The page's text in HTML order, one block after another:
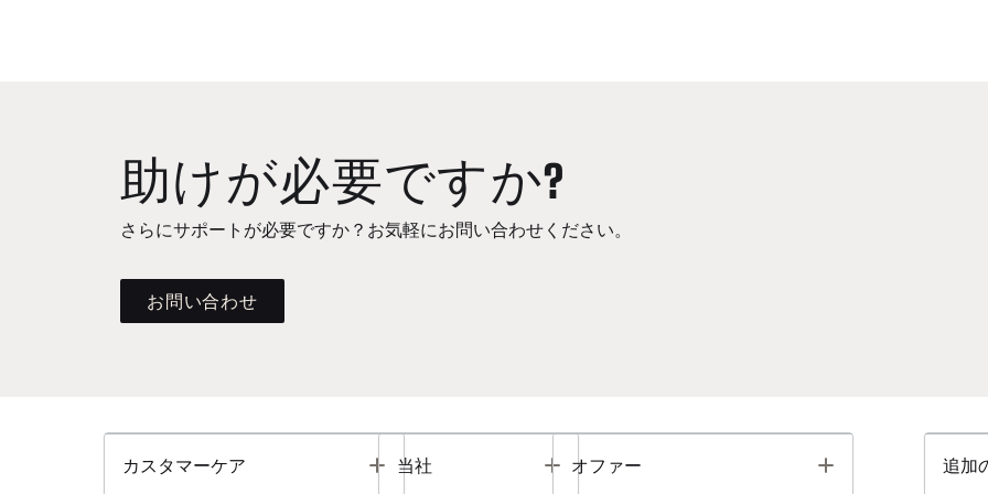
助けが必要ですか?
さらにサポートが必要ですか？お気軽にお問い合わせください。
お問い合わせ
カスタマーケア Toggle
当社 Toggle
オファー Toggle 追加